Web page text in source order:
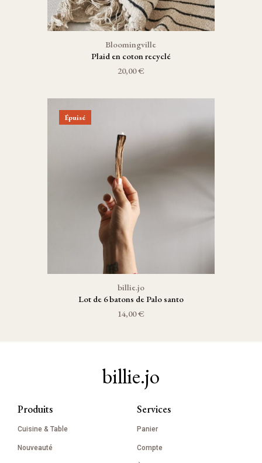
Bloomingville
Plaid en coton recyclé
20,00 €
Épuisé
billie.jo
Lot de 6 batons de Palo santo
14,00 €
billie.jo
Produits
Cuisine & Table
Nouveauté
Services
Panier
Compte